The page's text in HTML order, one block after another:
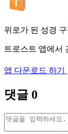
위로가 된 성경
트로스트 앱에서
앱 다운로드 하기
댓글 0